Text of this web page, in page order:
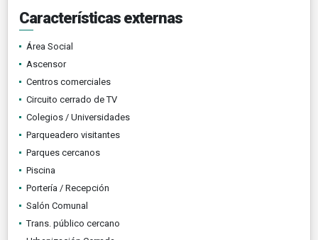
Características externas
Área Social
Ascensor
Centros comerciales
Circuito cerrado de TV
Colegios / Universidades
Parqueadero visitantes
Parques cercanos
Piscina
Portería / Recepción
Salón Comunal
Trans. público cercano